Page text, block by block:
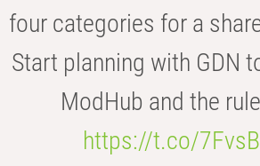
four categories for a
Start planning with GDN
ModHub and the
https://t.co/